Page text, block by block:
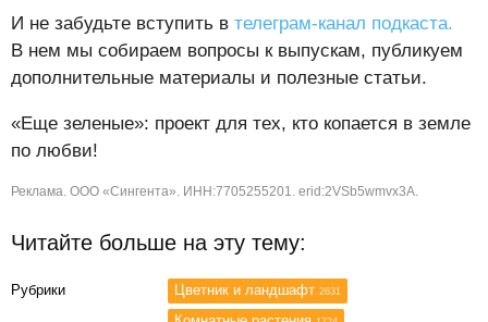
И не забудьте вступить в телеграм-канал подкаста.
В нем мы собираем вопросы к выпускам, публикуем
дополнительные материалы и полезные статьи.
«Еще зеленые»: проект для тех, кто копается в земле
по любви!
Реклама. ООО «Сингента». ИНН:7705255201. erid:2VSb5wmvx3A.
Читайте больше на эту тему:
Рубрики Цветник и ландшафт 2631